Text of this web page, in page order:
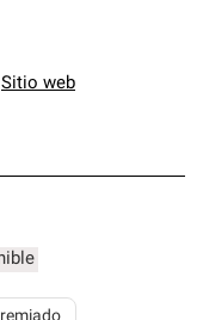
Sitio web